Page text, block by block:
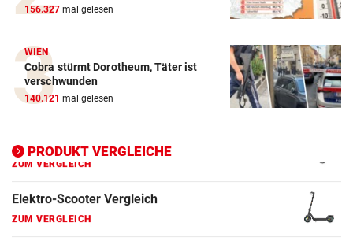
156.327 mal gelesen
WIEN
Cobra stürmt Dorotheum, Täter ist
verschwunden
140.121 mal gelesen
PRODUKT VERGLEICHE
E-Bike Vergleich
ZUM VERGLEICH
Elektro-Scooter Vergleich
ZUM VERGLEICH
ZUM VERGLEICH
ZUM VERGLEICH